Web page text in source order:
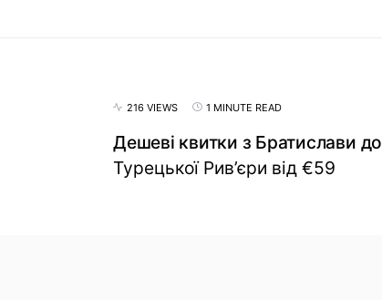
216 VIEWS 1 MINUTE READ
Дешеві квитки з Братислави до
Турецької Рив’єри від €59